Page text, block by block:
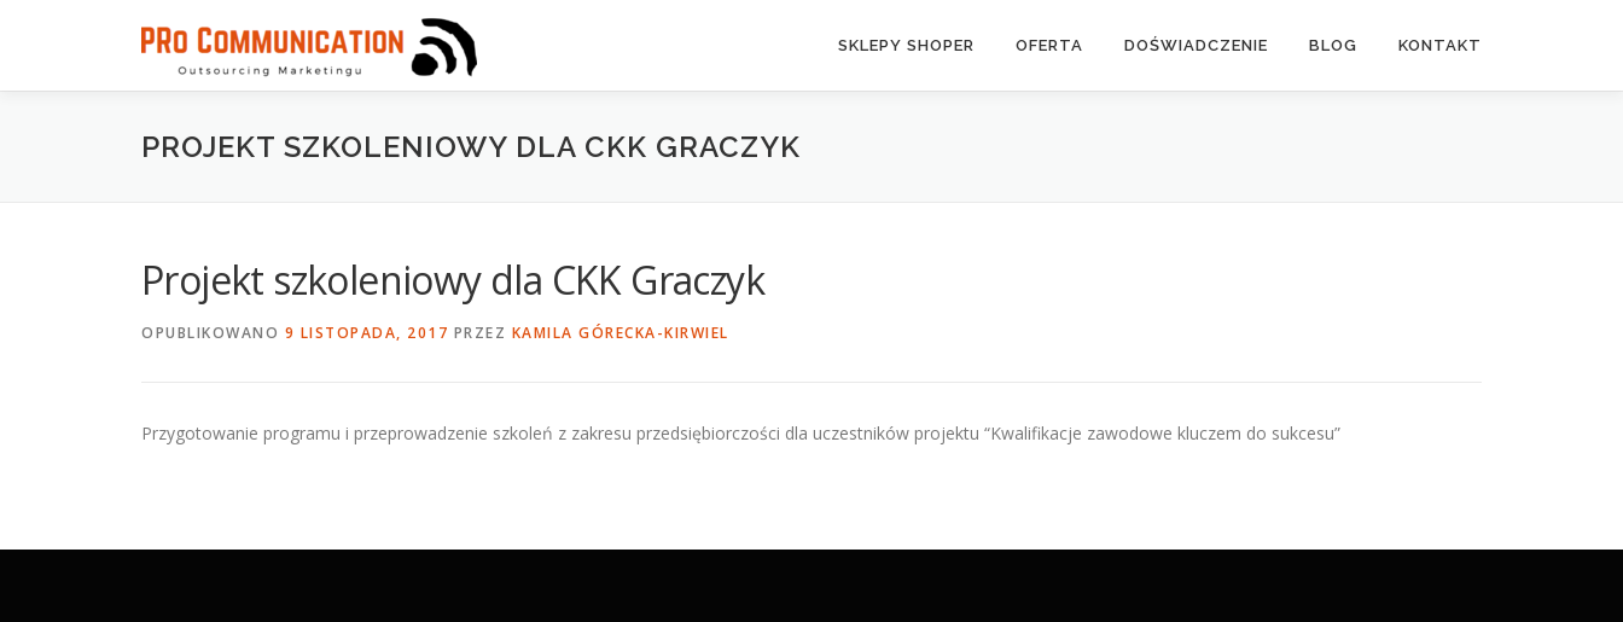
SKLEPY SHOPER OFERTA DOŚWIADCZENIE BLOG KONTAKT
PROJEKT SZKOLENIOWY DLA CKK GRACZYK
Projekt szkoleniowy dla CKK Graczyk
OPUBLIKOWANO 9 LISTOPADA, 2017 PRZEZ KAMILA GÓRECKA-KIRWIEL
Przygotowanie programu i przeprowadzenie szkoleń z zakresu przedsiębiorczości dla uczestników projektu “Kwalifikacje zawodowe kluczem do sukcesu”